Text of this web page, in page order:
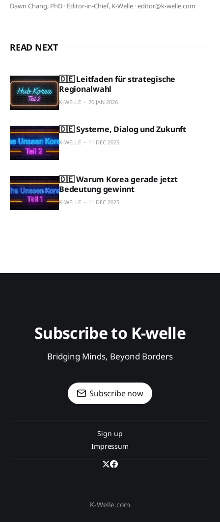
Dawn Chang, PhD · Editor-in-Chief, K-Welle · editor@k-welle.com
READ NEXT
🇩🇪 Leitfaden für strategische
Regionalwahl
K-WELLE 20 JAN 2026
🇩🇪 Systeme, Dialog und Zukunft
K-WELLE 11 DEC 2025
🇩🇪 Warum Korea gerade jetzt
Bedeutung gewinnt
K-WELLE 11 DEC 2025
Subscribe to K-welle
Bridging Minds, Beyond Borders
Subscribe now
Sign up
Impressum
K-Welle.com